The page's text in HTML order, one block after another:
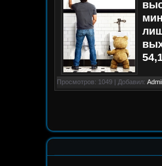
Просмотров: 1049 | Добавил: